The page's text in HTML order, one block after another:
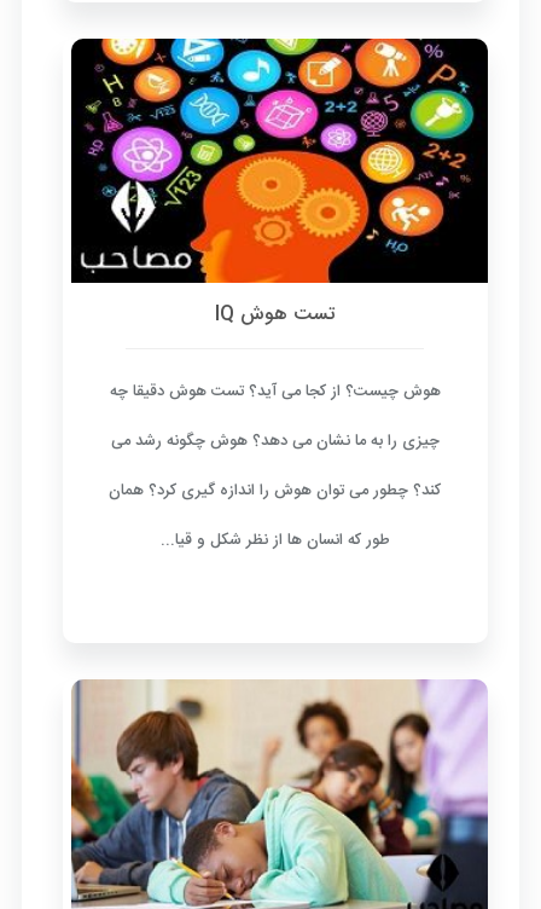
تست هوش IQ
هوش چیست؟ از کجا می آید؟ تست هوش دقیقا چه
چیزی را به ما نشان می دهد؟ هوش چگونه رشد می
کند؟ چطور می توان هوش را اندازه گیری کرد؟ همان
طور که انسان ها از نظر شکل و قیا...